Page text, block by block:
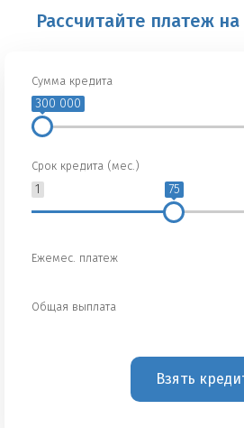
Рассчитайте платеж
Сумма кредита
300 000
Срок кредита (мес.)
1 75
Ежемес. платеж
Общая выплата
Взять